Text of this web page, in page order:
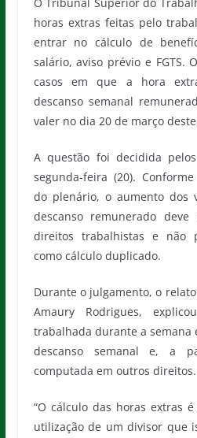
horas extras feitas pelo
entrar no cálculo de
salário, aviso prévio e FGTS.
casos em que a hora
descanso semanal
valer no dia 20 de março
A questão foi decidida
segunda-feira (20).
do plenário, o aumento dos
descanso remunerado
direitos trabalhistas e não
como cálculo duplicado.
Durante o julgamento, o
Amaury Rodrigues,
trabalhada durante a semana
descanso semanal e, a
computada em outros direitos.
“O cálculo das horas extras
utilização de um divisor que